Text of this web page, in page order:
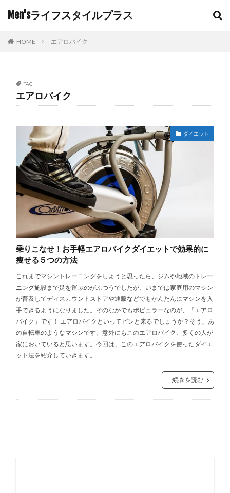
Men'sライフスタイルプラス
HOME エアロバイク
TAG
エアロバイク
ダイエット
乗りこなせ！お手軽エアロバイクダイエットで効果的に
痩せる５つの方法
これまでマシントレーニングをしようと思ったら、ジムや地域のトレー
ニング施設まで足を運ぶのがふつうでしたが、いまでは家庭用のマシン
が普及してディスカウントストアや通販などでもかんたんにマシンを入
手できるようになりました。そのなかでもポピュラーなのが、「エアロ
バイク」です！ エアロバイクといってピンと来るでしょうか？そう、あ
の自転車のようなマシンです。意外にもこのエアロバイク、多くの人が
家においていると思います。今回は、このエアロバイクを使ったダイエ
ット法を紹介していきます。
続きを読む